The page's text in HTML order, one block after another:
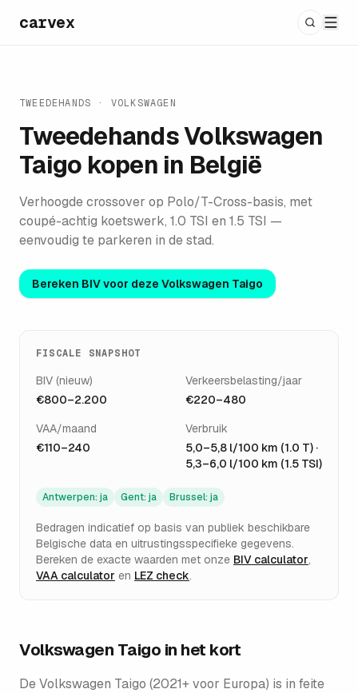
carvex
TWEEDEHANDS · VOLKSWAGEN
TweedehandsVolkswagen
Taigo kopen in België
Verhoogde crossover op Polo/T-Cross-basis, met
coupé-achtig koetswerk, 1.0 TSI en 1.5 TSI —
eenvoudig te parkeren in de stad.
Bereken BIV voor deze Volkswagen Taigo
FISCALE SNAPSHOT
BIV (nieuw)
€800–2.200
Verkeersbelasting/jaar
€220–480
VAA/maand
€110–240
Verbruik
5,0–5,8 l/100 km (1.0 T) ·
5,3–6,0 l/100 km (1.5 TSI)
Antwerpen: ja Gent: ja Brussel: ja
Bedragen indicatief op basis van publiek beschikbare
Belgische data en uitrustingsspecifieke gegevens.
Bereken de exacte waarden met onze BIV calculator,
VAA calculator en LEZ check.
Volkswagen Taigo in het kort
De Volkswagen Taigo (2021+ voor Europa) is in feite